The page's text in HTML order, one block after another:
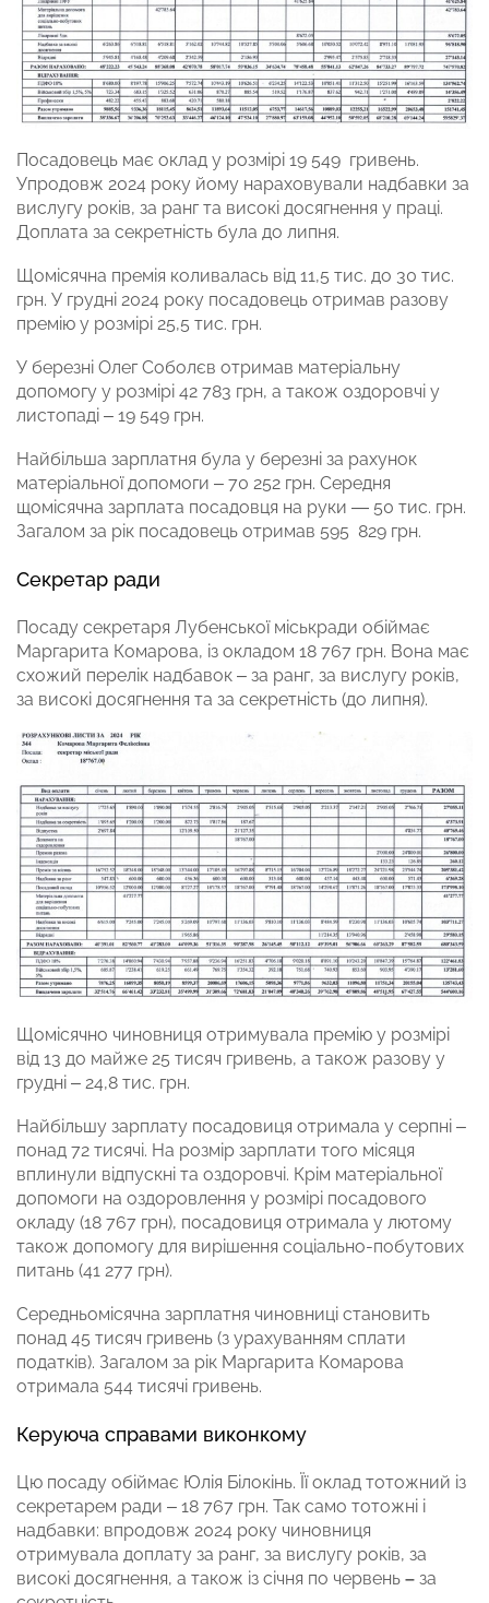
Посадовець має оклад у розмірі 19 549 гривень.
Упродовж 2024 року йому нараховували надбавки за
вислугу років, за ранг та високі досягнення у праці.
Доплата за секретність була до липня.
Щомісячна премія коливалась від 11,5 тис. до 30 тис.
грн. У грудні 2024 року посадовець отримав разову
премію у розмірі 25,5 тис. грн.
У березні Олег Соболєв отримав матеріальну
допомогу у розмірі 42 783 грн, а також оздоровчі у
листопаді – 19 549 грн.
Найбільша зарплатня була у березні за рахунок
матеріальної допомоги – 70 252 грн. Середня
щомісячна зарплата посадовця на руки — 50 тис. грн.
Загалом за рік посадовець отримав 595 829 грн.
Секретар ради
Посаду секретаря Лубенської міськради обіймає
Маргарита Комарова, із окладом 18 767 грн. Вона має
схожий перелік надбавок – за ранг, за вислугу років,
за високі досягнення та за секретність (до липня).
Щомісячно чиновниця отримувала премію у розмірі
від 13 до майже 25 тисяч гривень, а також разову у
грудні – 24,8 тис. грн.
Найбільшу зарплату посадовиця отримала у серпні –
понад 72 тисячі. На розмір зарплати того місяця
вплинули відпускні та оздоровчі. Крім матеріальної
допомоги на оздоровлення у розмірі посадового
окладу (18 767 грн), посадовиця отримала у лютому
також допомогу для вирішення соціально-побутових
питань (41 277 грн).
Середньомісячна зарплатня чиновниці становить
понад 45 тисяч гривень (з урахуванням сплати
податків). Загалом за рік Маргарита Комарова
отримала 544 тисячі гривень.
Керуюча справами виконкому
Цю посаду обіймає Юлія Білокінь. Її оклад тотожний із
секретарем ради – 18 767 грн. Так само тотожні і
надбавки: впродовж 2024 року чиновниця
отримувала доплату за ранг, за вислугу років, за
високі досягнення, а також із січня по червень – за